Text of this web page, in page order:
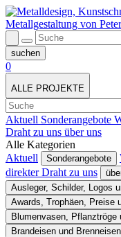
0
ALLE PROJEKTE
Aktuell Sonderangebote
Draht zu uns über uns
Alle Kategorien
Aktuell
Sonderangebote
direkter Draht zu uns
Ausleger, Schilder, Logos
Awards, Trophäen, Preise
Blumenvasen, Pflanztröge
Brandeisen und